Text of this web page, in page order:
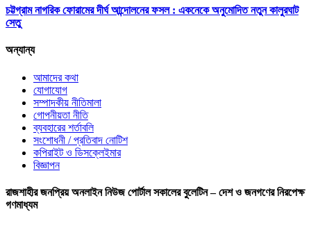
চট্টগ্রাম নাগরিক ফোরামের দীর্ঘ আন্দোলনের ফসল : একনেকে অনুমোদিত নতুন কালুরঘাট
সেতু
অন্যান্য
আমাদের কথা
যোগাযোগ
সম্পাদকীয় নীতিমালা
গোপনীয়তা নীতি
ব্যবহারের শর্তাবলি
সংশোধনী / প্রতিবাদ নোটিশ
কপিরাইট ও ডিসক্লেইমার
বিজ্ঞাপন
রাজশাহীর জনপ্রিয় অনলাইন নিউজ পোর্টাল সকালের বুলেটিন – দেশ ও জনগণের নিরপেক্ষ
গণমাধ্যম